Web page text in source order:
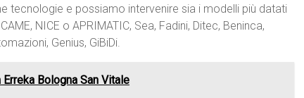
tecnologie e possiamo intervenire sia i modelli più datati
NICE o APRIMATIC, Sea, Fadini, Ditec, Beninca,
Genius, GiBiDi.
Bologna San Vitale